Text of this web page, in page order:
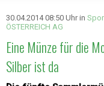
30.04.2014 08:50 Uhr in
ÖSTERREICH AG
Eine Münze für die
Silber ist da